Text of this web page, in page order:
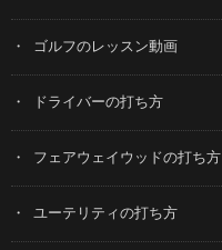
ゴルフのレッスン動画
ドライバーの打ち方
フェアウェイウッドの打ち方
ユーテリティの打ち方